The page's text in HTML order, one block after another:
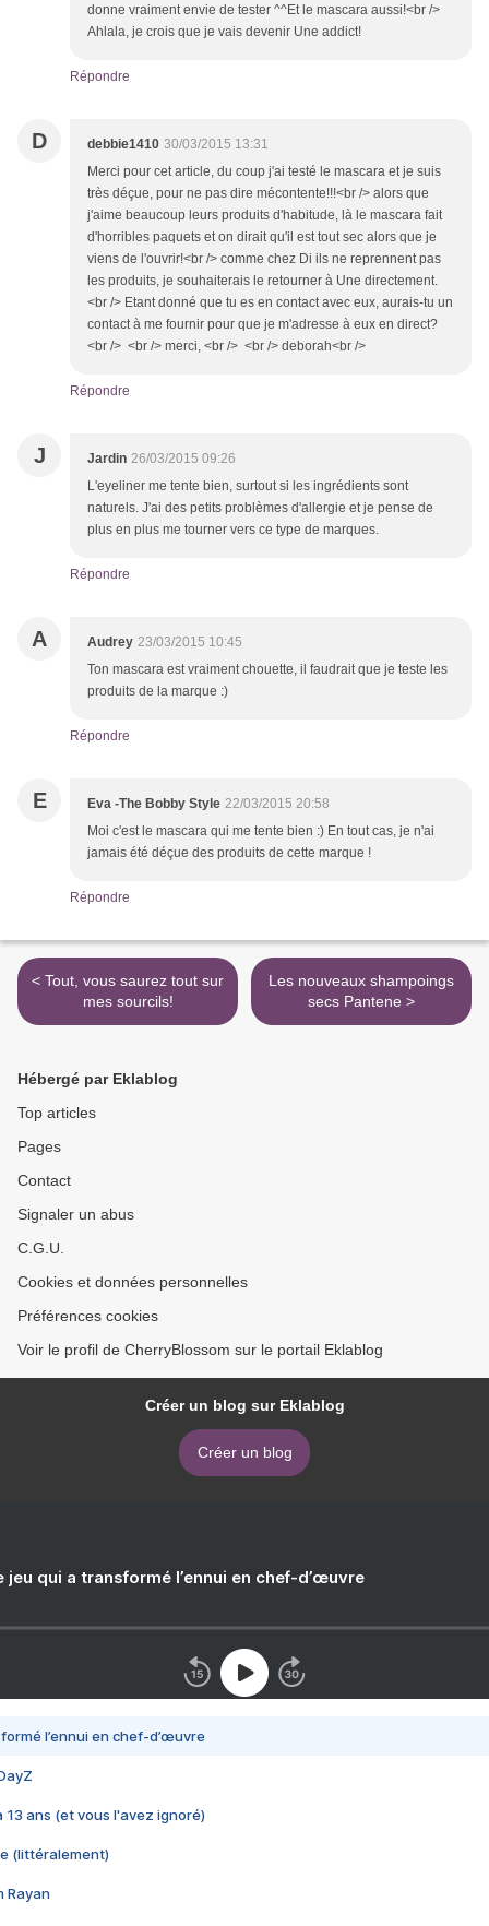
donne vraiment envie de tester ^^Et le mascara aussi!<br />
Ahlala, je crois que je vais devenir Une addict!
Répondre
D debbie1410 30/03/2015 13:31
Merci pour cet article, du coup j'ai testé le mascara et je suis
très déçue, pour ne pas dire mécontente!!!<br /> alors que
j'aime beaucoup leurs produits d'habitude, là le mascara fait
d'horribles paquets et on dirait qu'il est tout sec alors que je
viens de l'ouvrir!<br /> comme chez Di ils ne reprennent pas
les produits, je souhaiterais le retourner à Une directement.
<br /> Etant donné que tu es en contact avec eux, aurais-tu un
contact à me fournir pour que je m'adresse à eux en direct?
<br /> <br /> merci, <br /> <br /> deborah<br />
Répondre
J Jardin 26/03/2015 09:26
L'eyeliner me tente bien, surtout si les ingrédients sont
naturels. J'ai des petits problèmes d'allergie et je pense de
plus en plus me tourner vers ce type de marques.
Répondre
A Audrey 23/03/2015 10:45
Ton mascara est vraiment chouette, il faudrait que je teste les
produits de la marque :)
Répondre
E Eva -The Bobby Style 22/03/2015 20:58
Moi c'est le mascara qui me tente bien :) En tout cas, je n'ai
jamais été déçue des produits de cette marque !
Répondre
< Tout, vous saurez tout sur
mes sourcils!
Les nouveaux shampoings
secs Pantene >
Hébergé par Eklablog
Top articles
Pages
Contact
Signaler un abus
C.G.U.
Cookies et données personnelles
Préférences cookies
Voir le profil de CherryBlossom sur le portail Eklablog
Créer un blog sur Eklablog
Créer un blog
jeu qui a transformé l’ennui en chef-d’œuvre
l’ennui en chef-d’œuvre
13 ans (et vous l'avez ignoré)
(littéralement)
Rayan